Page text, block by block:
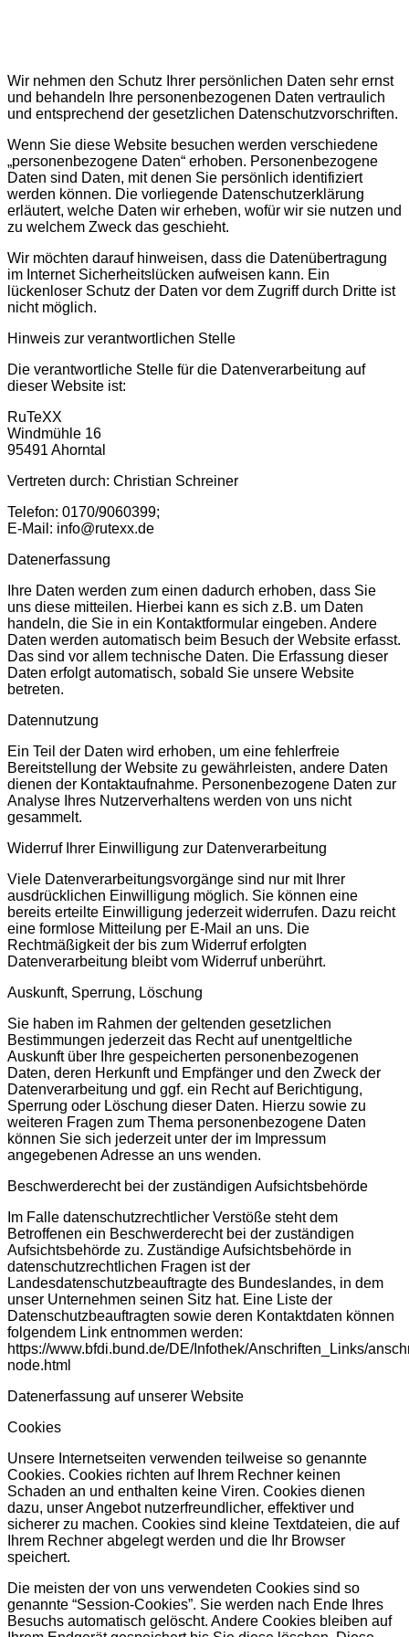
Wir nehmen den Schutz Ihrer persönlichen Daten sehr ernst
und behandeln Ihre personenbezogenen Daten vertraulich
und entsprechend der gesetzlichen Datenschutzvorschriften.
Wenn Sie diese Website besuchen werden verschiedene
„personenbezogene Daten“ erhoben. Personenbezogene
Daten sind Daten, mit denen Sie persönlich identifiziert
werden können. Die vorliegende Datenschutzerklärung
erläutert, welche Daten wir erheben, wofür wir sie nutzen und
zu welchem Zweck das geschieht.
Wir möchten darauf hinweisen, dass die Datenübertragung
im Internet Sicherheitslücken aufweisen kann. Ein
lückenloser Schutz der Daten vor dem Zugriff durch Dritte ist
nicht möglich.
Hinweis zur verantwortlichen Stelle
Die verantwortliche Stelle für die Datenverarbeitung auf
dieser Website ist:
RuTeXX
Windmühle 16
95491 Ahorntal
Vertreten durch: Christian Schreiner
Telefon: 0170/9060399;
E-Mail: info@rutexx.de
Datenerfassung
Ihre Daten werden zum einen dadurch erhoben, dass Sie
uns diese mitteilen. Hierbei kann es sich z.B. um Daten
handeln, die Sie in ein Kontaktformular eingeben. Andere
Daten werden automatisch beim Besuch der Website erfasst.
Das sind vor allem technische Daten. Die Erfassung dieser
Daten erfolgt automatisch, sobald Sie unsere Website
betreten.
Datennutzung
Ein Teil der Daten wird erhoben, um eine fehlerfreie
Bereitstellung der Website zu gewährleisten, andere Daten
dienen der Kontaktaufnahme. Personenbezogene Daten zur
Analyse Ihres Nutzerverhaltens werden von uns nicht
gesammelt.
Widerruf Ihrer Einwilligung zur Datenverarbeitung
Viele Datenverarbeitungsvorgänge sind nur mit Ihrer
ausdrücklichen Einwilligung möglich. Sie können eine
bereits erteilte Einwilligung jederzeit widerrufen. Dazu reicht
eine formlose Mitteilung per E-Mail an uns. Die
Rechtmäßigkeit der bis zum Widerruf erfolgten
Datenverarbeitung bleibt vom Widerruf unberührt.
Auskunft, Sperrung, Löschung
Sie haben im Rahmen der geltenden gesetzlichen
Bestimmungen jederzeit das Recht auf unentgeltliche
Auskunft über Ihre gespeicherten personenbezogenen
Daten, deren Herkunft und Empfänger und den Zweck der
Datenverarbeitung und ggf. ein Recht auf Berichtigung,
Sperrung oder Löschung dieser Daten. Hierzu sowie zu
weiteren Fragen zum Thema personenbezogene Daten
können Sie sich jederzeit unter der im Impressum
angegebenen Adresse an uns wenden.
Beschwerderecht bei der zuständigen Aufsichtsbehörde
Im Falle datenschutzrechtlicher Verstöße steht dem
Betroffenen ein Beschwerderecht bei der zuständigen
Aufsichtsbehörde zu. Zuständige Aufsichtsbehörde in
datenschutzrechtlichen Fragen ist der
Landesdatenschutzbeauftragte des Bundeslandes, in dem
unser Unternehmen seinen Sitz hat. Eine Liste der
Datenschutzbeauftragten sowie deren Kontaktdaten können
folgendem Link entnommen werden:
https://www.bfdi.bund.de/DE/Infothek/Anschriften_Links/
node.html
Datenerfassung auf unserer Website
Cookies
Unsere Internetseiten verwenden teilweise so genannte
Cookies. Cookies richten auf Ihrem Rechner keinen
Schaden an und enthalten keine Viren. Cookies dienen
dazu, unser Angebot nutzerfreundlicher, effektiver und
sicherer zu machen. Cookies sind kleine Textdateien, die auf
Ihrem Rechner abgelegt werden und die Ihr Browser
speichert.
Die meisten der von uns verwendeten Cookies sind so
genannte “Session-Cookies”. Sie werden nach Ende Ihres
Besuchs automatisch gelöscht. Andere Cookies bleiben auf